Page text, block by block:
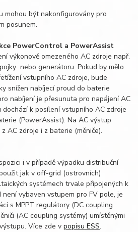
mohou být nakonfigurovány pro
posunem.
PowerControl a PowerAssist
výkonově omezeného AC zdroje např.
nebo generátoru. Pokud by mělo
vstupního AC zdroje, bude
snížen nabíjecí proud do baterie
nabíjení je přesunuta pro napájení AC
k posílení vstupního AC zdroje
(PowerAssist). Na AC výstup
AC zdroje i z baterie (měniče).
i v případě výpadku distribuční
jak v off-grid (ostrovních)
systémech trvale připojených k
vybaven vstupem pro FV pole, je
s MPPT regulátory (DC coupling
(AC coupling systémy) umístěnými
Více zde vpopisu ESS.